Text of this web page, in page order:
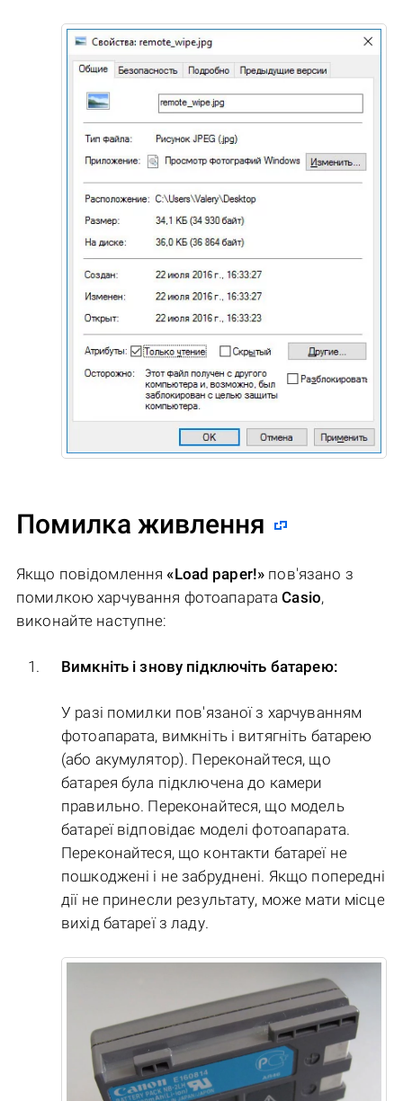
Помилка живлення
Якщо повідомлення«Load paper!» пов'язано з
помилкою харчування фотоапаратаCasio,
виконайте наступне:
Вимкніть і знову підключіть батарею:
У разі помилки пов'язаної з харчуванням
фотоапарата, вимкніть і витягніть батарею
(або акумулятор). Переконайтеся, що
батарея була підключена до камери
правильно. Переконайтеся, що модель
батареї відповідає моделі фотоапарата.
Переконайтеся, що контакти батареї не
пошкоджені і не забруднені. Якщо попередні
дії не принесли результату, може мати місце
вихід батареї з ладу.